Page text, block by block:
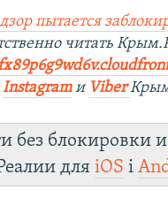
пытается
читать
Instagram и Viber
без блокировки
дляiOS і